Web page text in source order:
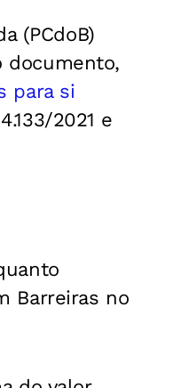
(PCdoB)
documento,
para si
2021 e
Barreiras no